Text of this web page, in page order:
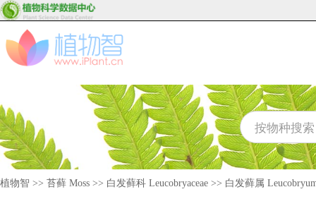
植物智 >> 苔藓 Moss >> 白发藓科 Leucobryaceae >> 白发藓属